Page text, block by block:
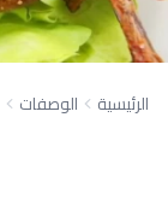
الرئيسية الوصفات